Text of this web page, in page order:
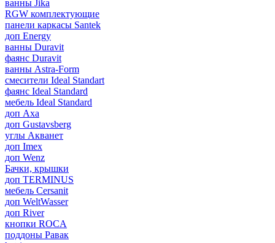
ванны Jika
RGW комплектующие
панели каркасы Santek
доп Energy
ванны Duravit
фаянс Duravit
ванны Astra-Form
смесители Ideal Standart
фаянс Ideal Standard
мебель Ideal Standard
доп Axa
доп Gustavsberg
углы Акванет
доп Imex
доп Wenz
Бачки, крышки
доп TERMINUS
мебель Cersanit
доп WeltWasser
доп River
кнопки ROCA
поддоны Равак